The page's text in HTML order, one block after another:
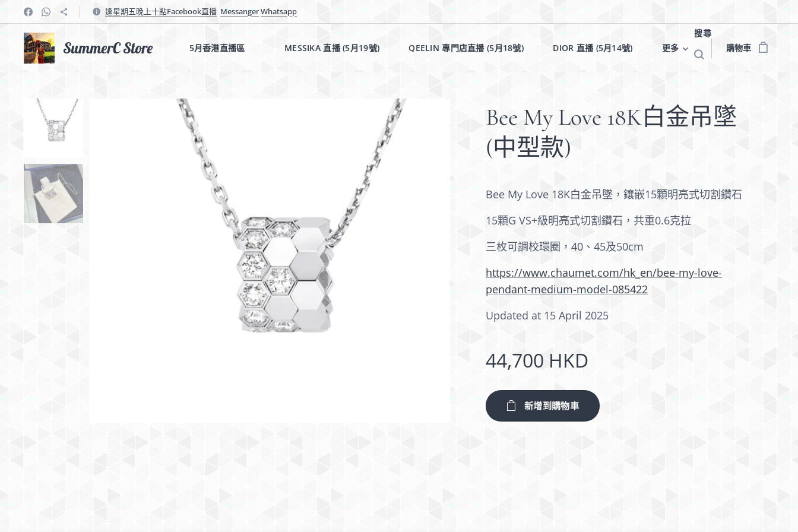
逢星期五晚上十點Facebook直播 MessangerWhatsapp
SummerC Store 5月香港直播區✨✨ MESSIKA 直播 (5月19號)✨ QEELIN 專門店直播 (5月18號)✨ DIOR 直播 (5月14號)✨ 更多
搜尋
購物車
Bee My Love 18K白金吊墜
(中型款)
Bee My Love 18K白金吊墜，鑲嵌15顆明亮式切割鑽石
15顆G VS+級明亮式切割鑽石，共重0.6克拉
三枚可調校環圈，40、45及50cm
https://www.chaumet.com/hk_en/bee-my-love-
pendant-medium-model-085422
Updated at 15 April 2025
44,700 HKD
新增到購物車